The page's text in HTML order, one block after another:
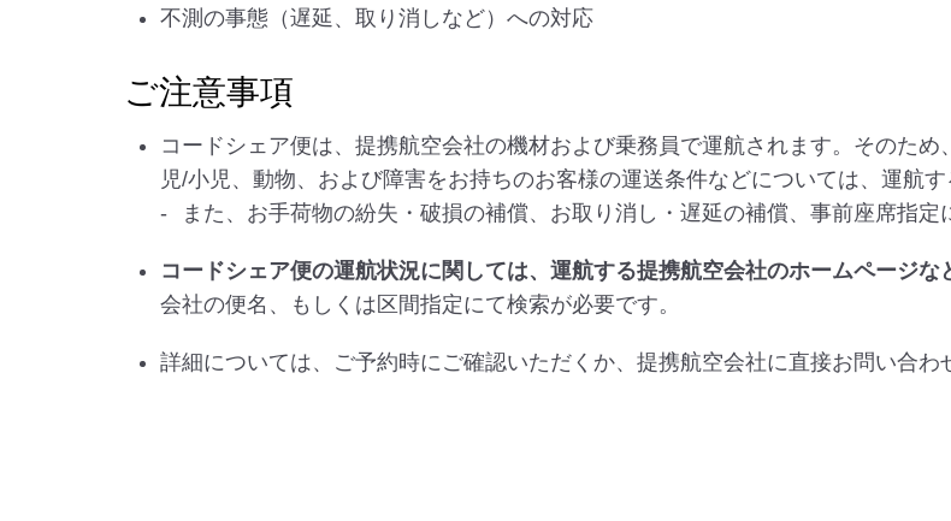
不測の事態（遅延、取り消しなど）への対応
ご注意事項
コードシェア便は、提携航空会社の機材および乗務員で運航されます。そのた
児/小児、動物、および障害をお持ちのお客様の運送条件などについては、運航
また、お手荷物の紛失・破損の補償、お取り消し・遅延の補償、事前座席指定
コードシェア便の運航状況に関しては、運航する提携航空会社のホームページな
会社の便名、もしくは区間指定にて検索が必要です。
詳細については、ご予約時にご確認いただくか、提携航空会社に直接お問い合わ